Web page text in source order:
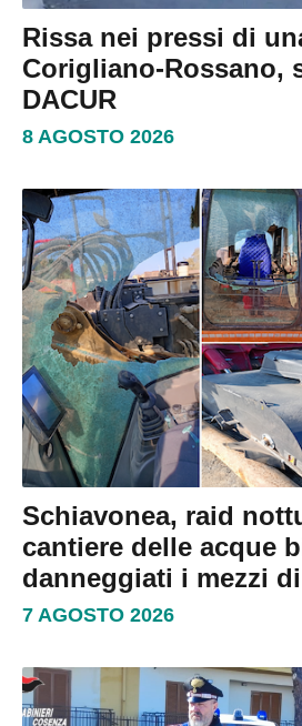
Rissa nei pressi di
Corigliano-Rossano,
DACUR
8 AGOSTO 2026
Schiavonea, raid
cantiere delle acque
danneggiati i mezzi
7 AGOSTO 2026